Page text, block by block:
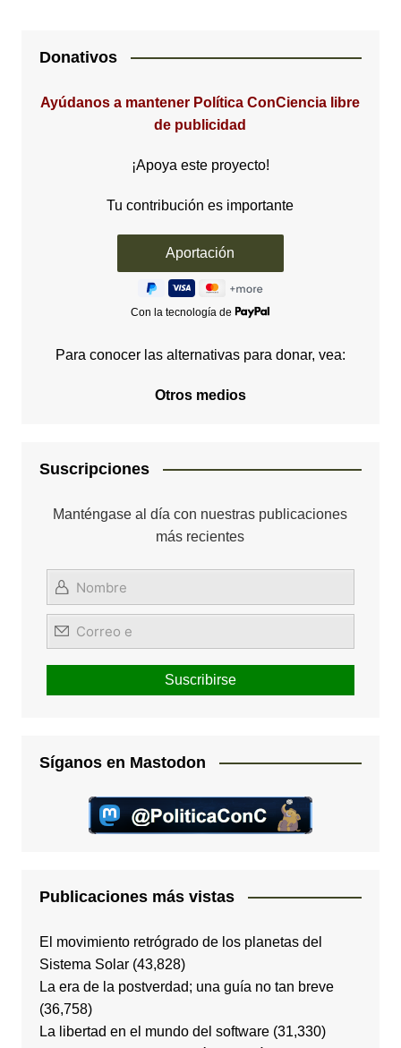
Donativos
Ayúdanos a mantener Política ConCiencia libre
de publicidad
¡Apoya este proyecto!
Tu contribución es importante
Con la tecnología de
Para conocer las alternativas para donar, vea:
Otros medios
Suscripciones
Manténgase al día con nuestras publicaciones
más recientes
Síganos en Mastodon
Publicaciones más vistas
El movimiento retrógrado de los planetas del
Sistema Solar (43,828)
La era de la postverdad; una guía no tan breve
(36,758)
La libertad en el mundo del software (31,330)